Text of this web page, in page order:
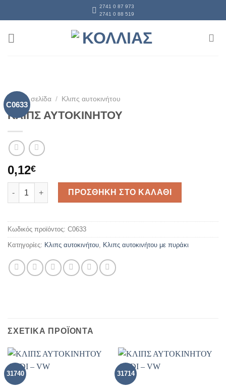
to
2741 0 87 973
2741 0 88 519
C0633
Αρχική σελίδα / Κλιπς αυτοκινήτου
ΚΛΙΠΣ ΑΥΤΟΚΙΝΗΤΟΥ
0,12€
ΚΛΙΠΣ ΑΥΤΟΚΙΝΗΤΟΥ ποσότητα
ΠΡΟΣΘΗΚΗ ΣΤΟ ΚΑΛΑΘΙ
Κωδικός προϊόντος: C0633
Κατηγορίες: Κλιπς αυτοκινήτου, Kλιπς αυτοκινήτου με πυράκι
ΣΧΕΤΙΚΑ ΠΡΟΪΟΝΤΑ
31740 31714